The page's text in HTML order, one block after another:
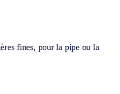
fines, pour la pipe ou la